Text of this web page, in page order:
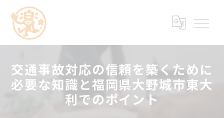
交通事故対応の信頼を築くために
必要な知識と福岡県大野城市東大
利でのポイント